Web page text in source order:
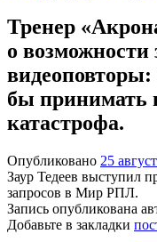
Тренер
о
видеоповторы:
бы принимать
катастрофа.
Опубликовано 25
Заур Тедеев выступил
запросов в Мир РПЛ.
Запись опубликована
Добавьте в закладки